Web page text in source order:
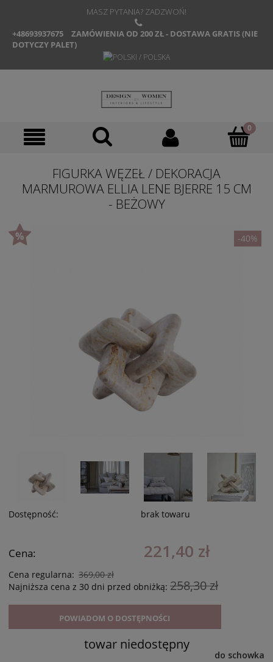
MASZ PYTANIA? ZADZWOŃ!
+48693937675
ZAMÓWIENIA OD 200 ZŁ - DOSTAWA GRATIS (NIE
DOTYCZY PALET)
FIGURKA WĘZEŁ / DEKORACJA
MARMUROWA ELLIA LENE BJERRE 15 CM
- BEŻOWY
-40%
Dostępność: brak towaru
Cena: 221,40 zł
Cena regularna: 369,00 zł
Najniższa cena z 30 dni przed obniżką: 258,30 zł
POWIADOM O DOSTĘPNOŚCI
towar niedostępny
do schowka